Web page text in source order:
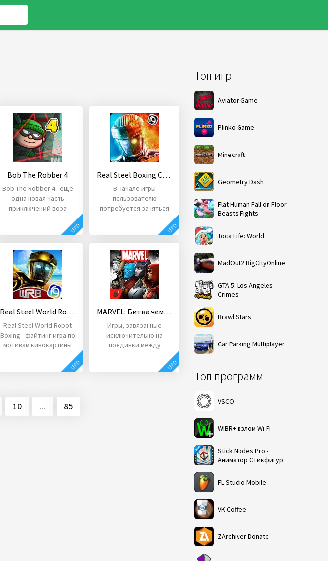
Топ игр
Aviator Game
Plinko Game
Minecraft
Geometry Dash
Flat Human Fall on Floor -
Beasts Fights
Toca Life: World
MadOut2 BigCityOnline
GTA 5: Los Angeles
Crimes
Brawl Stars
Car Parking Multiplayer
Топ программ
VSCO
WIBR+ взлом Wi-Fi
Stick Nodes Pro -
Аниматор Стикфигур
FL Studio Mobile
VK Coffee
ZArchiver Donate
Bob The Robber 4
Bob The Robber 4 - ещё
одна новая часть
приключений вора
он решил переехатьUPD
Real Steel Boxing Champions
В начале игры
пользователю
потребуется заняться
UPD
Real Steel World Robot Boxing
Real Steel World Robot
Boxing - файтинг игра по
мотивам кинокартины
UPD
MARVEL: Битва чемпионов
Игры, завязанные
исключительно на
поединки между
откровенно говоря,
UPD
10 ... 85